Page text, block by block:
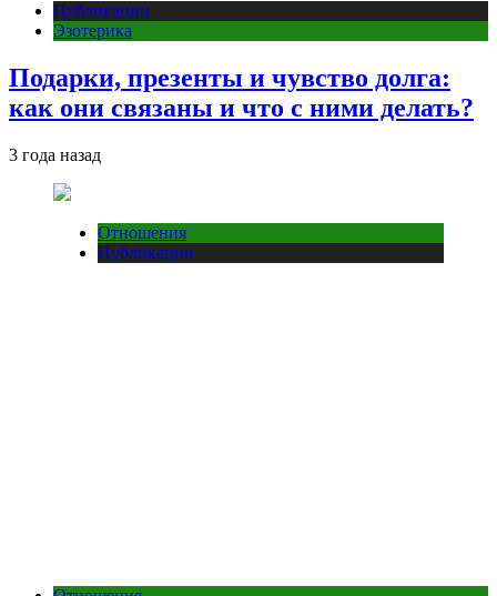
Публикации
Эзотерика
Подарки, презенты и чувство долга:
как они связаны и что с ними делать?
3 года назад
Отношения
Публикации